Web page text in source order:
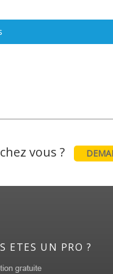
vous ?
ETES UN PRO ?